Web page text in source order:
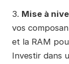
3. Mise à
vos
et la RAM
Investir dans